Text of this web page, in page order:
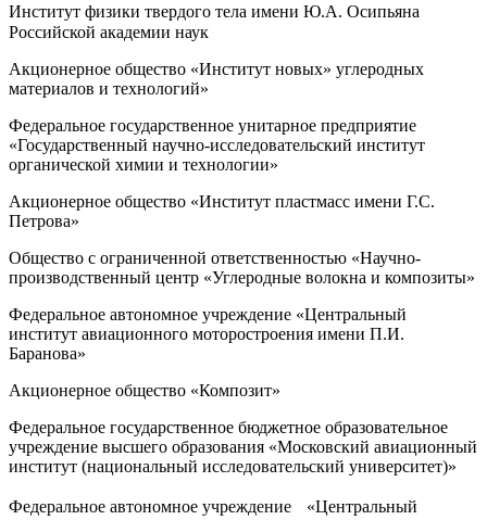
Институт физики твердого тела имени Ю.А. Осипьяна
Российской академии наук
Акционерное общество «Институт новых» углеродных
материалов и технологий»
Федеральное государственное унитарное предприятие
«Государственный научно-исследовательский институт
органической химии и технологии»
Акционерное общество «Институт пластмасс имени Г.С.
Петрова»
Общество с ограниченной ответственностью «Научно-
производственный центр «Углеродные волокна и композиты»
Федеральное автономное учреждение «Центральный
институт авиационного моторостроения имени П.И.
Баранова»
Акционерное общество «Композит»
Федеральное государственное бюджетное образовательное
учреждение высшего образования «Московский авиационный
институт (национальный исследовательский университет)»
Федеральное автономное учреждение «Центральный